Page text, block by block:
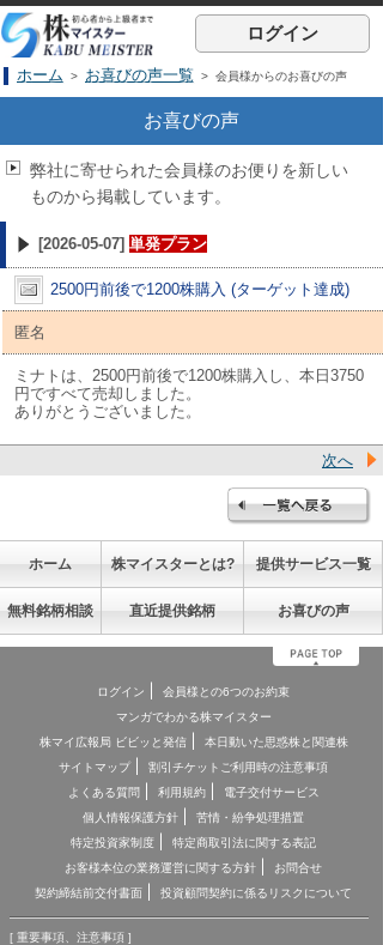
ログイン
ホーム > お喜びの声一覧 > 会員様からのお喜びの声
お喜びの声
弊社に寄せられた会員様のお便りを新しい
ものから掲載しています。
[2026-05-07] 単発プラン
2500円前後で1200株購入 (ターゲット達成)
匿名
ミナトは、2500円前後で1200株購入し、本日3750
円ですべて売却しました。
ありがとうございました。
次へ
ホーム 株マイスターとは? 提供サービス一覧
無料銘柄相談 直近提供銘柄 お喜びの声
ログイン
会員様との6つのお約束
マンガでわかる株マイスター
株マイ広報局 ビビッと発信
本日動いた思惑株と関連株
サイトマップ
割引チケットご利用時の注意事項
よくある質問
利用規約
電子交付サービス
個人情報保護方針
苦情・紛争処理措置
特定投資家制度
特定商取引法に関する表記
お客様本位の業務運営に関する方針
お問合せ
契約締結前交付書面
投資顧問契約に係るリスクについて
[ 重要事項、注意事項 ]